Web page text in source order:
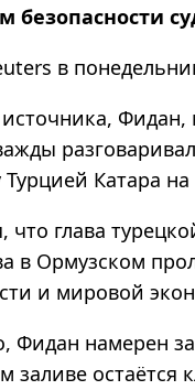
безопасности
в
Турцией Катара
что глава
в Ормузском
и мировой
Фидан намерен
заливе